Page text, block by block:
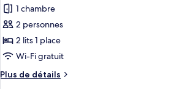
Chambre
Double
les
photos
pour
ce
type
de
1 chambre
2 personnes
2 lits 1 place
Wi-Fi gratuit
Plus de détails
Plus